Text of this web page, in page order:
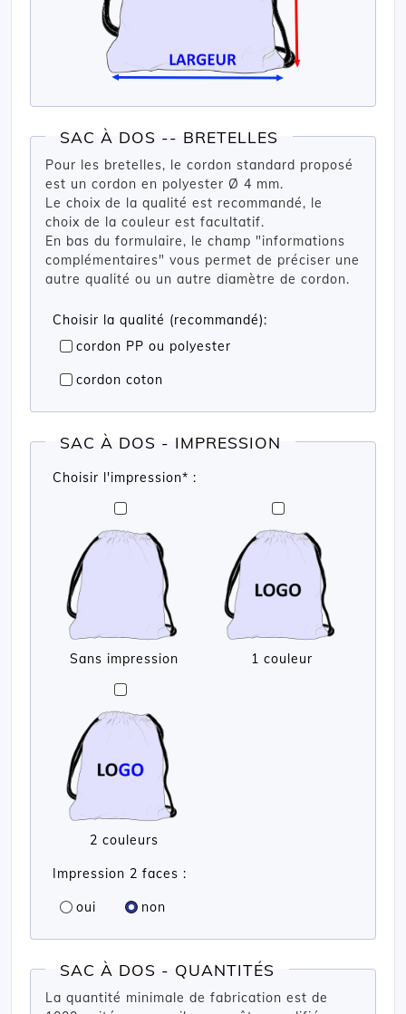
SAC À DOS -- BRETELLES
Pour les bretelles, le cordon standard proposé
est un cordon en polyester Ø 4 mm.
Le choix de la qualité est recommandé, le
choix de la couleur est facultatif.
En bas du formulaire, le champ "informations
complémentaires" vous permet de préciser une
autre qualité ou un autre diamètre de cordon.
Choisir la qualité (recommandé):
cordon PP ou polyester
cordon coton
SAC À DOS - IMPRESSION
Choisir l'impression* :
Sans impression 1 couleur
2 couleurs
Impression 2 faces :
oui non
SAC À DOS - QUANTITÉS
La quantité minimale de fabrication est de